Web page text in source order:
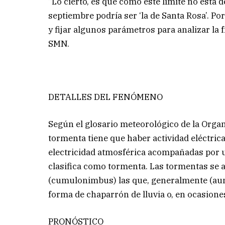
septiembre podría ser ‘la de Santa Rosa’.
y fijar algunos parámetros para analizar la
SMN.
DETALLES DEL FENÓMENO
Según el glosario meteorológico de la
tormenta tiene que haber actividad
electricidad atmosférica acompañadas
clasifica como tormenta. Las tormentas se
(cumulonimbus) las que, generalmente
forma de chaparrón de lluvia o, en
PRONÓSTICO